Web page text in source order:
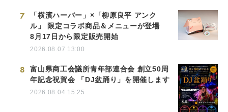
7
「横濱ハーバー」×「柳原良平 アンク
ル」 限定コラボ商品＆メニューが登場
8月17日から限定販売開始
2026.08.07 13:00
8
富山県商工会議所青年部連合会 創立50周
年記念祝賀会 「DJ盆踊り」を開催します
2026.08.04 15:25